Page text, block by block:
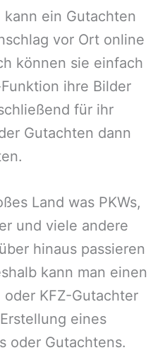
ein Gutachten
vor Ort online
können sie einfach
ihre Bilder
für ihr
Gutachten dann
Land was PKWs,
und viele andere
hinaus passieren
kann man einen
KFZ-Gutachter
eines
oder Gutachtens.